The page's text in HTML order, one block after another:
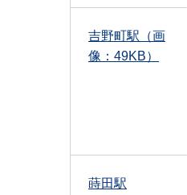
吉野町駅（画
像：49KB）
蒔田駅